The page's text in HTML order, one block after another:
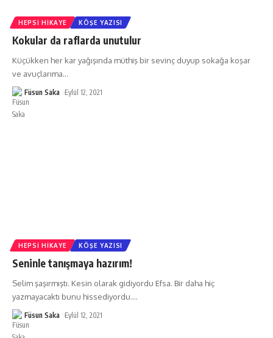
HEPSI HIKAYE KÖŞE YAZISI
Kokular da raflarda unutulur
Küçükken her kar yağışında müthiş bir sevinç duyup sokağa koşar
ve avuçlarıma…
Füsun Saka Eylül 12, 2021
HEPSI HIKAYE KÖŞE YAZISI
Seninle tanışmaya hazırım!
Selim şaşırmıştı. Kesin olarak gidiyordu Efsa. Bir daha hiç
yazmayacaktı bunu hissediyordu.…
Füsun Saka Eylül 12, 2021